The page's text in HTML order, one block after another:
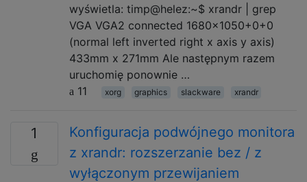
wyświetla: timp@helez:~$ xrandr | grep
VGA VGA2 connected 1680x1050+0+0
(normal left inverted right x axis y axis)
433mm x 271mm Ale następnym razem
uruchomię ponownie …
11
xorg graphics slackware xrandr
1
Konfiguracja podwójnego monitora
z xrandr: rozszerzanie bez / z
wyłączonym przewijaniem